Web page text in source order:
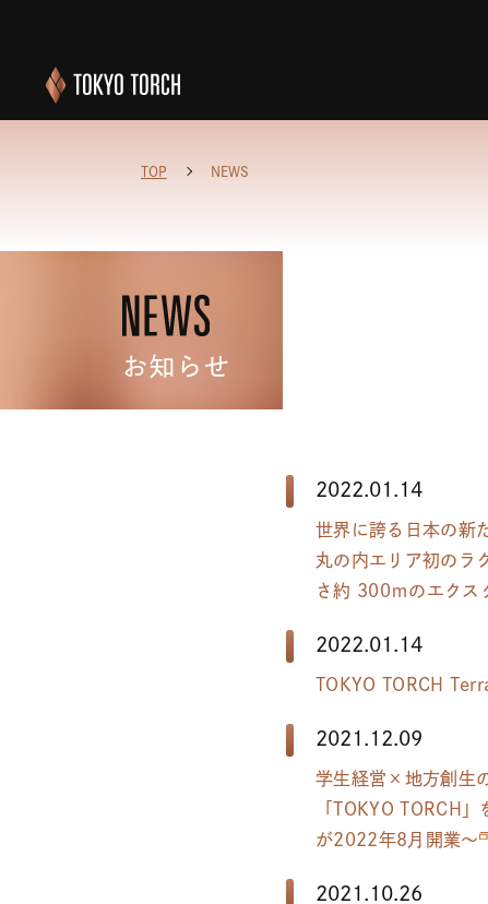
TOP NEWS
お知らせ
2022.01.14
世界に誇る日本の新
丸の内エリア初のラ
さ約 300ｍのエクス
2022.01.14
TOKYO TORCH
2021.12.09
学生経営×地方創生
「TOKYO TORCH
が2022年8月開業～
2021.10.26